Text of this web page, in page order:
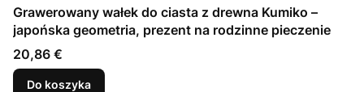
Grawerowany wałek do ciasta z drewna Kumiko –
japońska geometria, prezent na rodzinne pieczenie
Cena
20,86 €
Do koszyka